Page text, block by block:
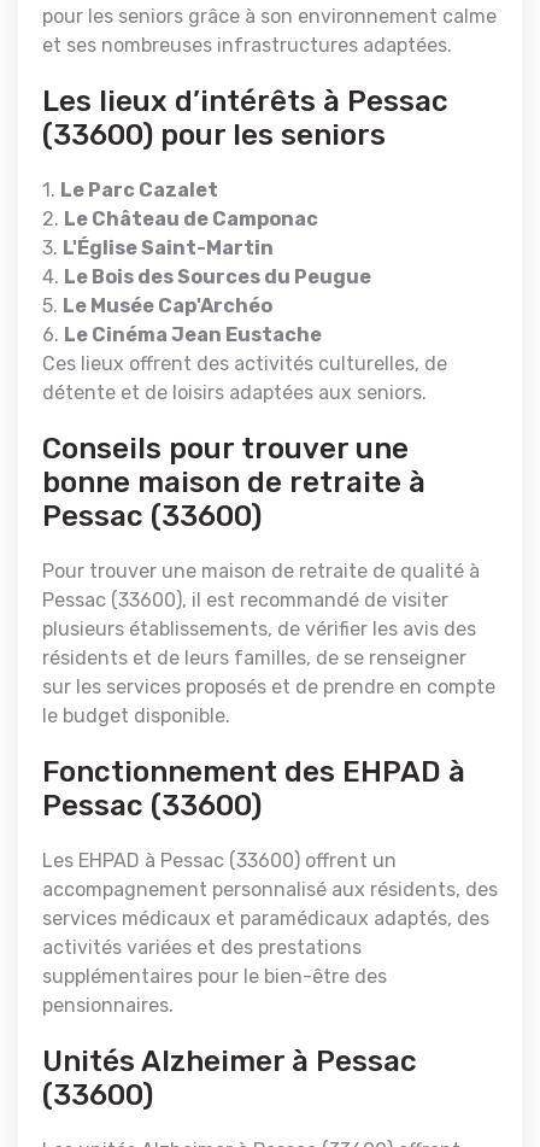
pour les seniors grâce à son environnement calme
et ses nombreuses infrastructures adaptées.
Les lieux d’intérêts à Pessac
(33600) pour les seniors
1. Le Parc Cazalet
2. Le Château de Camponac
3. L'Église Saint-Martin
4. Le Bois des Sources du Peugue
5. Le Musée Cap'Archéo
6. Le Cinéma Jean Eustache
Ces lieux offrent des activités culturelles, de
détente et de loisirs adaptées aux seniors.
Conseils pour trouver une
bonne maison de retraite à
Pessac (33600)
Pour trouver une maison de retraite de qualité à
Pessac (33600), il est recommandé de visiter
plusieurs établissements, de vérifier les avis des
résidents et de leurs familles, de se renseigner
sur les services proposés et de prendre en compte
le budget disponible.
Fonctionnement des EHPAD à
Pessac (33600)
Les EHPAD à Pessac (33600) offrent un
accompagnement personnalisé aux résidents, des
services médicaux et paramédicaux adaptés, des
activités variées et des prestations
supplémentaires pour le bien-être des
pensionnaires.
Unités Alzheimer à Pessac
(33600)